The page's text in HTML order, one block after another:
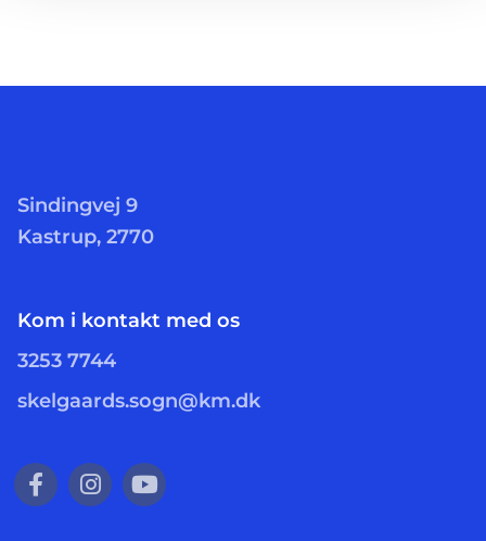
Sindingvej 9
Kastrup, 2770
Kom i kontakt med os
3253 7744
skelgaards.sogn@km.dk